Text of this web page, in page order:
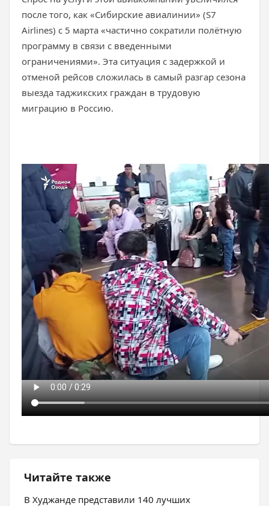
после того, как «Сибирские авиалинии» (S7
Airlines) с 5 марта «частично сократили полётную
программу в связи с введенными
ограничениями». Эта ситуация с задержкой и
отменой рейсов сложилась в самый разгар сезона
выезда таджикских граждан в трудовую
миграцию в Россию.
Читайте также
В Худжанде представили 140 лучших